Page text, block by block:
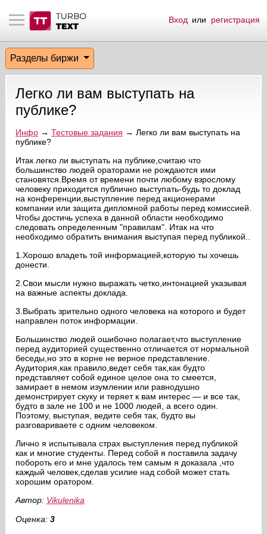
материалы
биржи
эфир
на сайте
пользователей
сообщения
по форуму
Вход или регистрация
Разделы биржи
Легко ли вам выступать на
публике?
Инфо→ Тестовые задания → Легко ли вам выступать на
публике?
Итак легко ли выступать на публике,считаю что
большинство людей ораторами не рождаются ими
становятся.Время от времени почти любому взрослому
человеку приходится публично выступать-будь то доклад
на конференции,выступление перед акционерами
компании или защита дипломной работы перед комиссией.
Чтобы достичь успеха в данной области необходимо
следовать определенным "правилам". Итак на что
необходимо обратить внимания выступая перед публикой..
1.Хорошо владеть той информацией,которую ты хочешь
донести.
2.Свои мысли нужно выражать четко,интонацией указывая
на важные аспекты доклада.
3.Выбрать зрительно одного человека на которого и будет
направлен поток информации.
Большинство людей ошибочно полагает,что выступление
перед аудиторией существенно отличается от нормальной
беседы,но это в корне не верное представление.
Аудитория,как правило,ведет себя так,как будто
представляет собой единое целое она то смеется,
замирает в немом изумлении или равнодушно
демонстрирует скуку и теряет к вам интерес — и все так,
будто в зале не 100 и не 1000 людей, а всего один.
Поэтому, выступая, ведите себя так, будто вы
разговариваете с одним человеком.
Лично я испытывала страх выступления перед публикой
как и многие студенты. Перед собой я поставила задачу
побороть его и мне удалось тем самым я доказала ,что
каждый человек,сделав усилие над собой может стать
хорошим оратором.
Автор: Vikulenika
Оценка: 3